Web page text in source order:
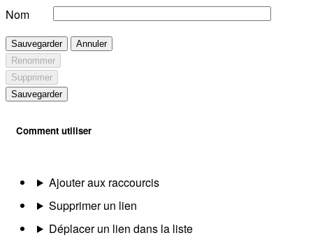
Nom
Sauvegarder
Annuler
Renommer
Supprimer
Sauvegarder
Comment utiliser
Ajouter aux raccourcis
Supprimer un lien
Déplacer un lien dans la liste